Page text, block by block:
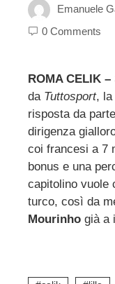
Emanuele
0 Comments
ROMA CELIK –
da Tuttosport, la
risposta da
dirigenza
coi francesi a 7
bonus e una
capitolino vuole
turco, così da
Mourinho già a